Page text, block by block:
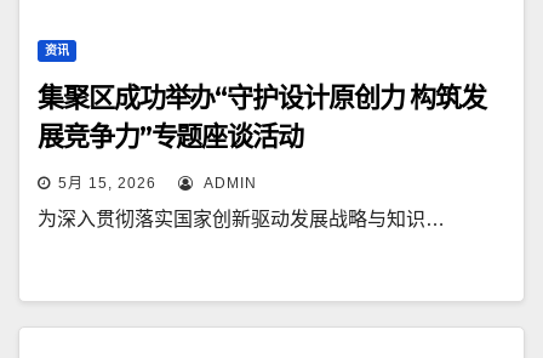
资讯
集聚区成功举办“守护设计原创力 构筑发
展竞争力”专题座谈活动
5月 15, 2026 ADMIN
为深入贯彻落实国家创新驱动发展战略与知识…